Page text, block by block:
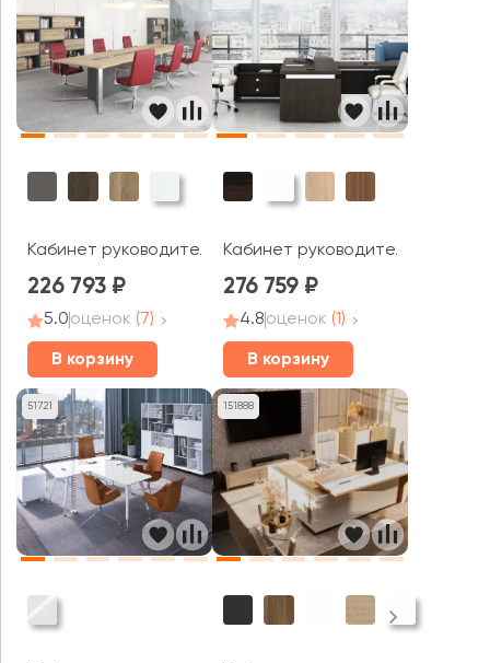
Кабинет руководителя Speech
226 793
5.0оценок (7)
В корзину
Кабинет руководителя Master
276 759
4.8оценок (1)
В корзину
51721 151888